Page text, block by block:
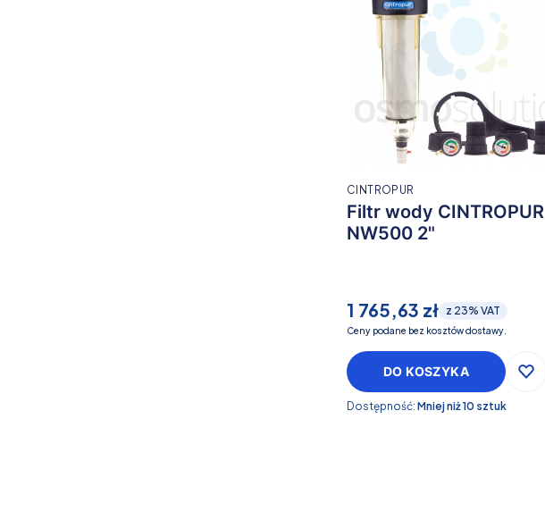
Filtr wody CINTROPUR
NW500 2"
CINTROPUR
1 765,63 zł z 23% VAT
Ceny podane bez kosztów dostawy.
DO KOSZYKA
Dostępność: Mniej niż 10 sztuk